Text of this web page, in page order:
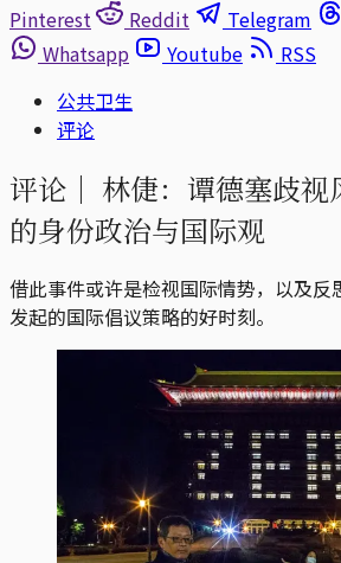
Pinterest
Reddit Telegram
Whatsapp
Youtube
RSS
公共卫生
评论
评论｜ 林倢：谭德塞歧视
的身份政治与国际观
借此事件或许是检视国际情势，以及反
发起的国际倡议策略的好时刻。